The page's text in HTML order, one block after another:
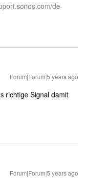
de-
Forum|Forum|5 years ago
richtige Signal damit
Forum|Forum|5 years ago